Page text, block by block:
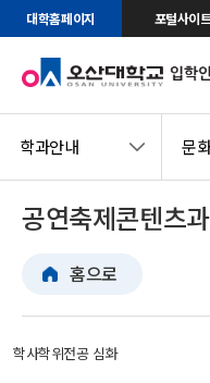
대학홈페이지 포털사이
학과안내 문
공연축제콘텐츠과
홈으로
학사학위전공 심화